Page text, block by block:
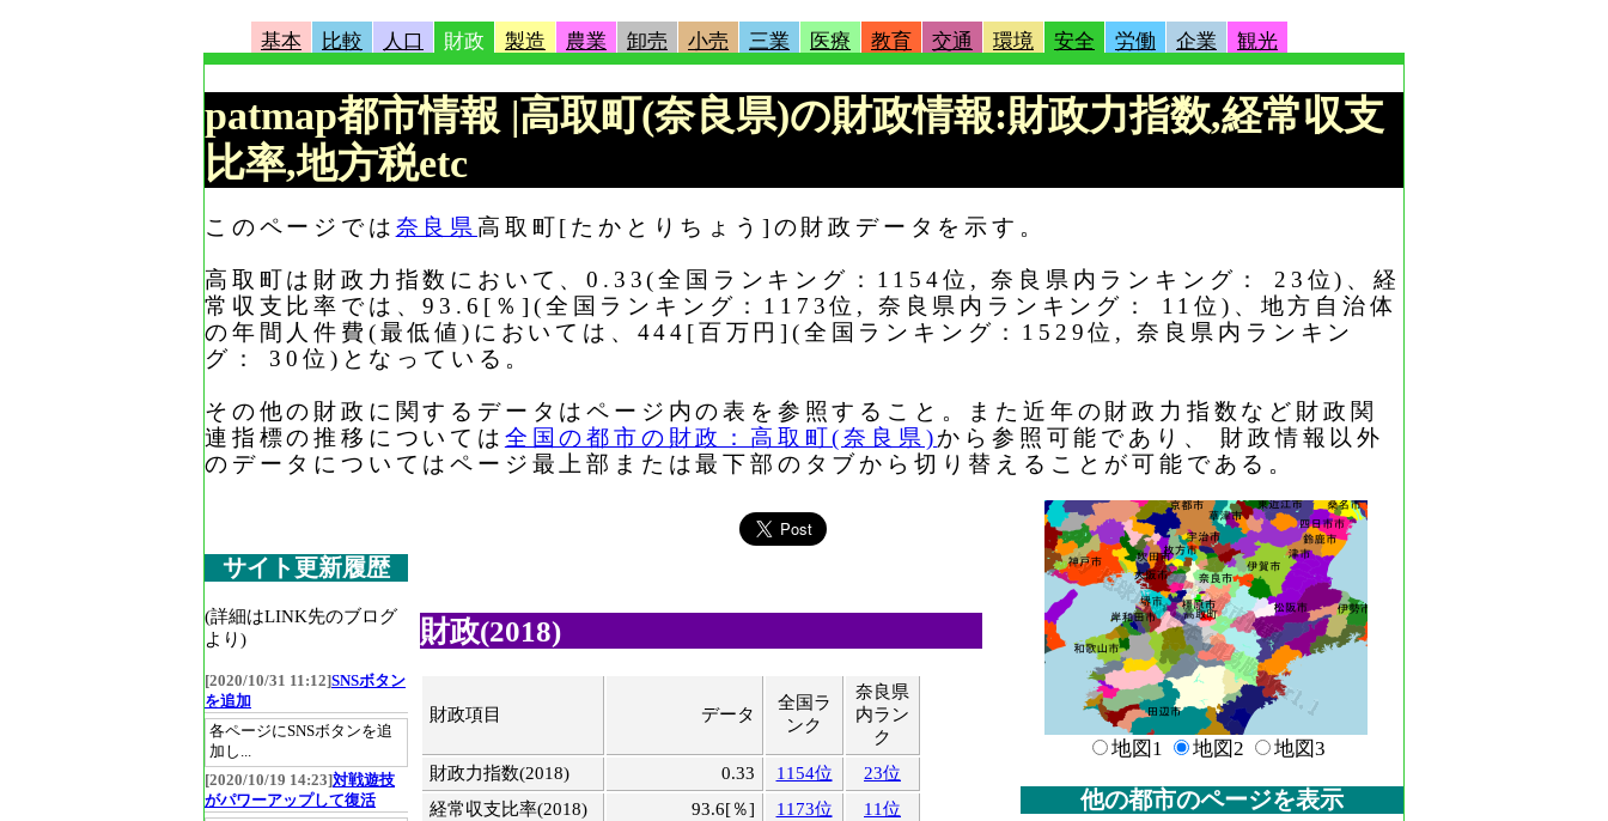
基本 比較 人口 財政 製造 農業 卸売 小売 三業 医療 教育 交通 環境 安全 労働 企業 観光
patmap都市情報 |高取町(奈良県)の財政情報:財政力指数,経常収支
比率,地方税etc
このページでは 奈良県高取町[たかとりちょう]の財政データを示す。
高取町は財政力指数において、0.33(全国ランキング：1154位, 奈良県内ランキング： 23位)、経
常収支比率では、93.6[％](全国ランキング：1173位, 奈良県内ランキング： 11位)、地方自治体
の年間人件費(最低値)においては、444[百万円](全国ランキング：1529位, 奈良県内ランキン
グ： 30位)となっている。
その他の財政に関するデータはページ内の表を参照すること。また近年の財政力指数など財政関
連指標の推移については 全国の都市の財政：高取町(奈良県)から参照可能であり、 財政情報以外
のデータについてはページ最上部または最下部のタブから切り替えることが可能である。
財政(2018)
財政項目 データ
全国ラ
ンク
奈良県
内ラン
ク
財政力指数(2018)
0.33 1154位
23位
経常収支比率(2018)
93.6[％] 1173位
11位
サイト更新履歴
(詳細はLINK先のブログ
より)
[2020/10/31 11:12]SNSボタン
を追加
各ページにSNSボタンを追
加し...
[2020/10/19 14:23]対戦遊技
がパワーアップして復活
地図1 地図2 地図3
他の都市のページを表示